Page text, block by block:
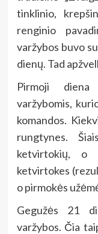
tinklinio,
renginio
varžybos buvo
dienų. Tad
Pirmoji
varžybomis,
komandos.
rungtynes.
ketvirtokių, o
ketvirtokes
o pirmokės
Gegužės 21
varžybos. Čia